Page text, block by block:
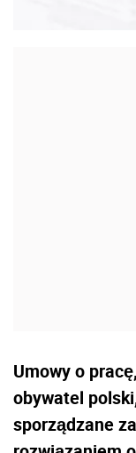
Umowy o
obywatel
sporządzane